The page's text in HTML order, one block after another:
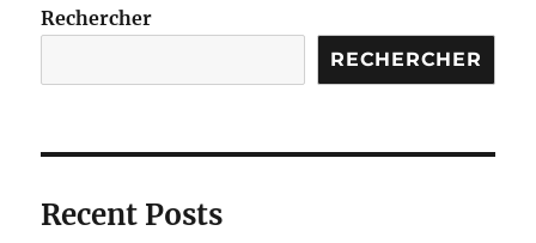
Rechercher
RECHERCHER
Recent Posts